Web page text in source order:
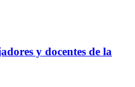
y docentes de la